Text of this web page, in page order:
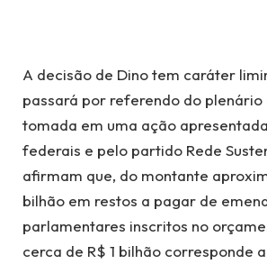
A decisão de Dino tem caráter
passará por referendo do
tomada em uma ação
federais e pelo partido Rede
afirmam que, do montante
bilhão em restos a pagar de
parlamentares inscritos no
cerca de R$ 1 bilhão corresponde